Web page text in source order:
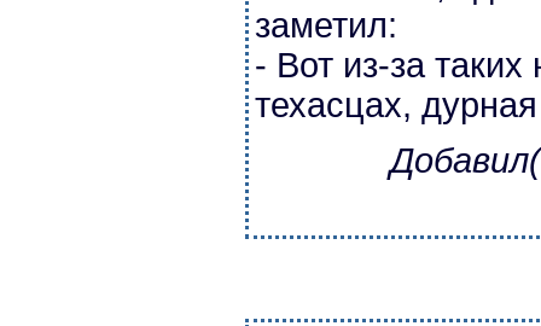
заметил:
- Вот из-за
техасцах,